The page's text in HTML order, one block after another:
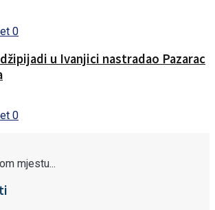
0
u Ivanjici nastradao Pazarac
0
mjestu...